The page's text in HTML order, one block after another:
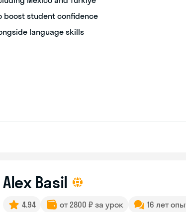
boost student confidence
language skills
Alex Basil
4.94 от 2800 ₽ за урок 16 лет